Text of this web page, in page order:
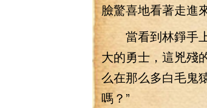
臉驚喜地看著走進
當看到林錚手上
大的勇士，這兇殘
么在那么多白毛鬼
嗎？”